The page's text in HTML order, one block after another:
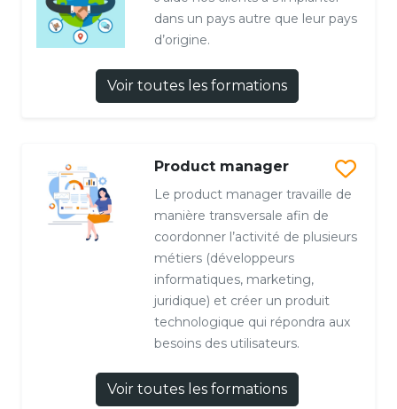
dans un pays autre que leur pays
d’origine.
Voir toutes les formations
Product manager
Le product manager travaille de
manière transversale afin de
coordonner l’activité de plusieurs
métiers (développeurs
informatiques, marketing,
juridique) et créer un produit
technologique qui répondra aux
besoins des utilisateurs.
Voir toutes les formations